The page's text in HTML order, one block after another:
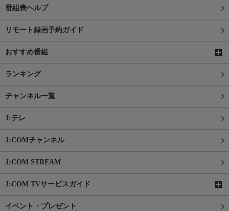
番組表ヘルプ
リモート録画予約ガイド
おすすめ番組
ランキング
チャンネル一覧
J:テレ
J:COMチャンネル
J:COM STREAM
J:COM TVサービスガイド
イベント・プレゼント